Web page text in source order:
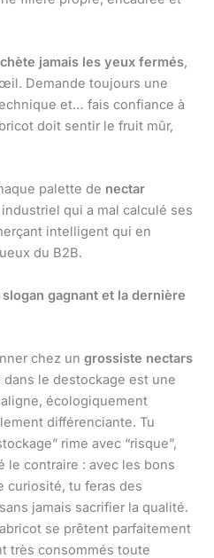
jamais les yeux fermés,
Demande toujours une
et… fais confiance à
doit sentir le fruit mûr,
palette de nectar
qui a mal calculé ses
intelligent qui en
du B2B.
gagnant et la dernière
chez un grossiste nectars
dans le destockage est une
écologiquement
différenciante. Tu
rime avec “risque”,
le contraire : avec les bons
curiosité, tu feras des
jamais sacrifier la qualité.
se prêtent parfaitement
très consommés toute